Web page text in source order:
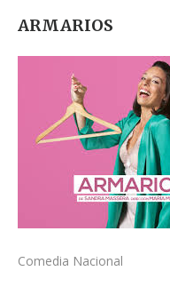
ARMARIOS
Comedia Nacional